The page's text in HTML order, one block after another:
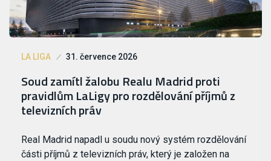
LA LIGA 31. července 2026
Soud zamítl žalobu Realu Madrid proti
pravidlům LaLigy pro rozdělování příjmů z
televizních práv
Real Madrid napadl u soudu nový systém rozdělování
části příjmů z televizních práv, který je založen na